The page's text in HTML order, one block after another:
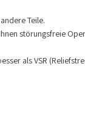
Teile.
störungsfreie
als VSR